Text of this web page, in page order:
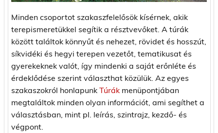
Minden csoportot szakaszfelelősök kísérnek, akik
terepismeretükkel segítik a résztvevőket. A túrák
között találtok könnyűt és nehezet, rövidet és hosszút,
síkvidéki és hegyi terepen vezetőt, tematikusat és
gyerekeknek valót, így mindenki a saját erőnléte és
érdeklődése szerint választhat közülük. Az egyes
szakaszokról honlapunk Túrákmenüpontjában
megtaláltok minden olyan információt, ami segíthet a
választásban, mint pl. leírás, szintrajz, kezdő- és
végpont.